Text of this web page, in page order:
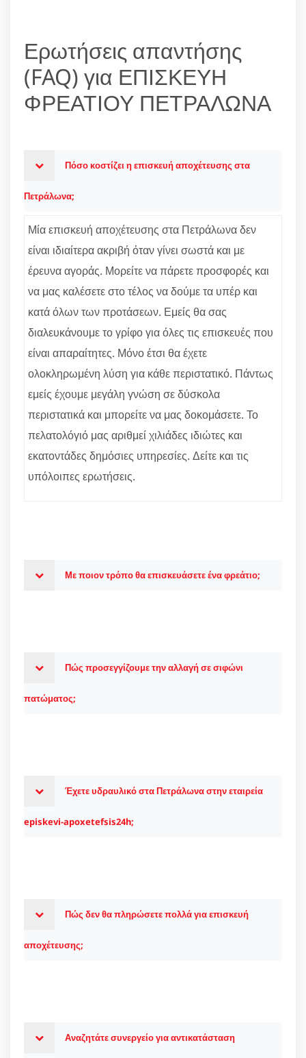
Ερωτήσεις απαντήσης
(FAQ) για ΕΠΙΣΚΕΥΗ
ΦΡΕΑΤΙΟΥ ΠΕΤΡΑΛΩΝΑ
Πόσο κοστίζει η επισκευή αποχέτευσης στα
Πετράλωνα;
Μία επισκευή αποχέτευσης στα Πετράλωνα δεν
είναι ιδιαίτερα ακριβή όταν γίνει σωστά και με
έρευνα αγοράς. Μορείτε να πάρετε προσφορές και
να μας καλέσετε στο τέλος να δούμε τα υπέρ και
κατά όλων των προτάσεων. Εμείς θα σας
διαλευκάνουμε το γρίφο για όλες τις επισκευές που
είναι απαραίτητες. Μόνο έτσι θα έχετε
ολοκληρωμένη λύση για κάθε περιστατικό. Πάντως
εμείς έχουμε μεγάλη γνώση σε δύσκολα
περιστατικά και μπορείτε να μας δοκομάσετε. Το
πελατολόγιό μας αριθμεί χιλιάδες ιδιώτες και
εκατοντάδες δημόσιες υπηρεσίες. Δείτε και τις
υπόλοιπες ερωτήσεις.
Με ποιον τρόπο θα επισκευάσετε ένα φρεάτιο;
Πώς προσεγγίζουμε την αλλαγή σε σιφώνι
πατώματος;
Έχετε υδραυλικό στα Πετράλωνα στην εταιρεία
episkevi-apoxetefsis24h;
Πώς δεν θα πληρώσετε πολλά για επισκευή
αποχέτευσης;
Αναζητάτε συνεργείο για αντικατάσταση